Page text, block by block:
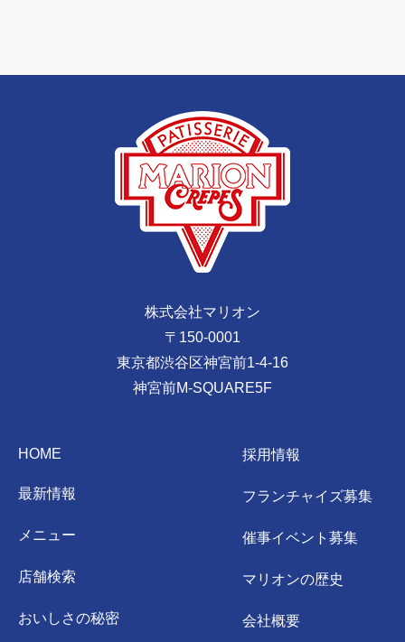
株式会社マリオン
〒150-0001
東京都渋谷区神宮前1-4-16
神宮前M-SQUARE5F
HOME
最新情報
メニュー
店舗検索
おいしさの秘密
採用情報
フランチャイズ募集
催事イベント募集
マリオンの歴史
会社概要